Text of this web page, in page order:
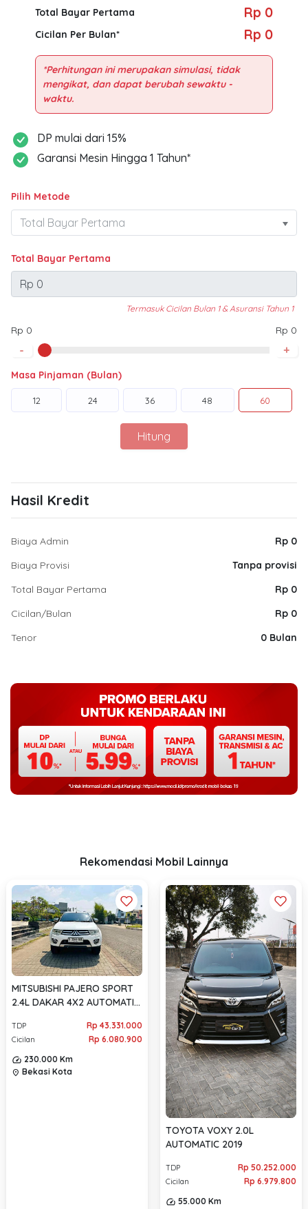
Total Bayar Pertama Rp 0
Cicilan Per Bulan* Rp 0
*Perhitungan ini merupakan simulasi, tidak
mengikat, dan dapat berubah sewaktu -
DP mulai dari 15%
Garansi Mesin Hingga 1 Tahun*
Pilih Metode
Total Bayar Pertama
Termasuk Cicilan Bulan 1 & Asuransi Tahun 1
Rp 0 Rp 0
- +
Masa Pinjaman (Bulan)
12 24 36 48 60
Hitung
Hasil Kredit
Biaya Admin
Rp 0
Biaya Provisi
Tanpa provisi
Total Bayar Pertama
Rp 0
Cicilan/Bulan
Rp 0
Tenor
0 Bulan
Rekomendasi Mobil Lainnya
MITSUBISHI PAJERO SPORT
2.4L DAKAR 4X2 AUTOMATIC
TDP Rp 43.331.000
Cicilan
Rp 6.080.900
230.000 Km
location_on Bekasi Kota
TOYOTA VOXY 2.0L
AUTOMATIC 2019
TDP Rp 50.252.000
Cicilan
Rp 6.979.800
55.000 Km